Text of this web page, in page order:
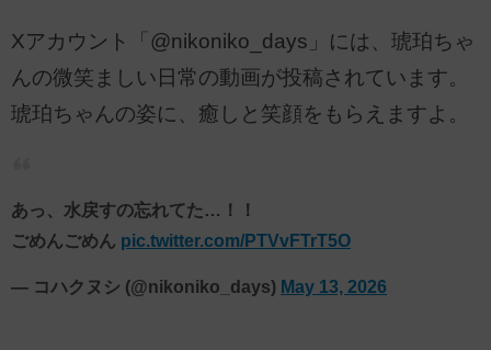
Xアカウント「@nikoniko_days」には、琥珀ちゃ
んの微笑ましい日常の動画が投稿されています。
琥珀ちゃんの姿に、癒しと笑顔をもらえますよ。
あっ、水戻すの忘れてた…！！
ごめんごめん pic.twitter.com/PTVvFTrT5O
— コハクヌシ (@nikoniko_days) May 13, 2026